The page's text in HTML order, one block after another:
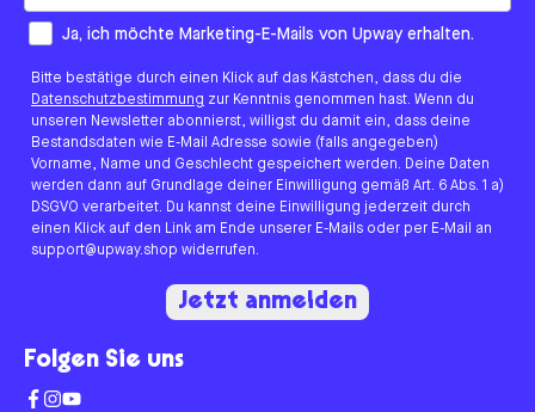
How would you like to hear from us?
Ja, ich möchte Marketing-E-Mails von Upway erhalten.
Bitte bestätige durch einen Klick auf das Kästchen, dass du die
Datenschutzbestimmung zur Kenntnis genommen hast. Wenn du
unseren Newsletter abonnierst, willigst du damit ein, dass deine
Bestandsdaten wie E-Mail Adresse sowie (falls angegeben)
Vorname, Name und Geschlecht gespeichert werden. Deine Daten
werden dann auf Grundlage deiner Einwilligung gemäß Art. 6 Abs. 1 a)
DSGVO verarbeitet. Du kannst deine Einwilligung jederzeit durch
einen Klick auf den Link am Ende unserer E-Mails oder per E-Mail an
support@upway.shop widerrufen.
Jetzt anmelden
Folgen Sie uns